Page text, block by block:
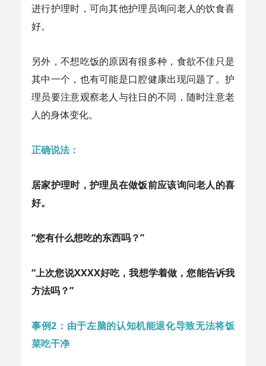
进行护理时，可向其他护理员询问老人的饮食喜
好。
另外，不想吃饭的原因有很多种，食欲不佳只是
其中一个，也有可能是口腔健康出现问题了。护
理员要注意观察老人与往日的不同，随时注意老
人的身体变化。
正确说法：
居家护理时，护理员在做饭前应该询问老人的喜
好。
“您有什么想吃的东西吗？”
“上次您说XXXX好吃，我想学着做，您能告诉我
方法吗？”
事例2：由于左脑的认知机能退化导致无法将饭
菜吃干净